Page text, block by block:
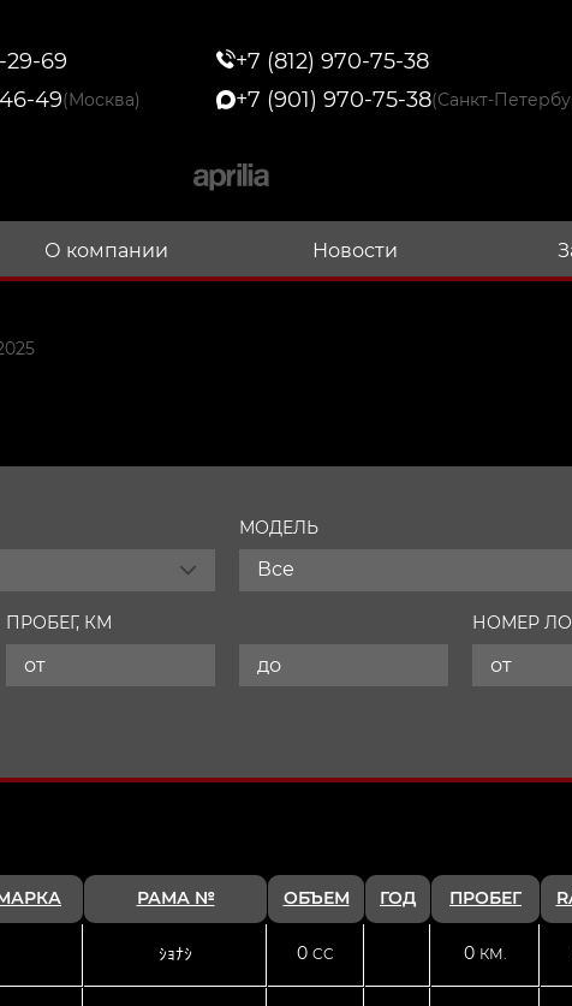
29-69
49(Москва)
+7 (812) 970-75-38
+7 (901) 970-75-38(Санкт-
О компании Новости
МОДЕЛЬ
Все
ПРОБЕГ, КМ НОМЕР
РАМА № ОБЪЕМ ГОД ПРОБЕГ
ｼｮﾅｼ 0 CC 0 КМ.